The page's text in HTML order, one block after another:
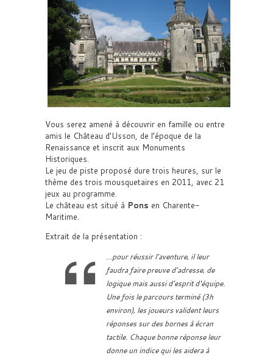
Vous serez amené à découvrir en famille ou entre
amis le Château d’Usson, de l’époque de la
Renaissance et inscrit aux Monuments
Historiques.
Le jeu de piste proposé dure trois heures, sur le
thème des trois mousquetaires en 2011, avec 21
jeux au programme.
Le château est situé à Pons en Charente-
Maritime.
Extrait de la présentation :
…pour réussir l’aventure, il leur
faudra faire preuve d’adresse, de
logique mais aussi d’esprit d‘équipe.
Une fois le parcours terminé (3h
environ), les joueurs valident leurs
réponses sur des bornes à écran
tactile. Chaque bonne réponse leur
donne un indice qui les aidera à